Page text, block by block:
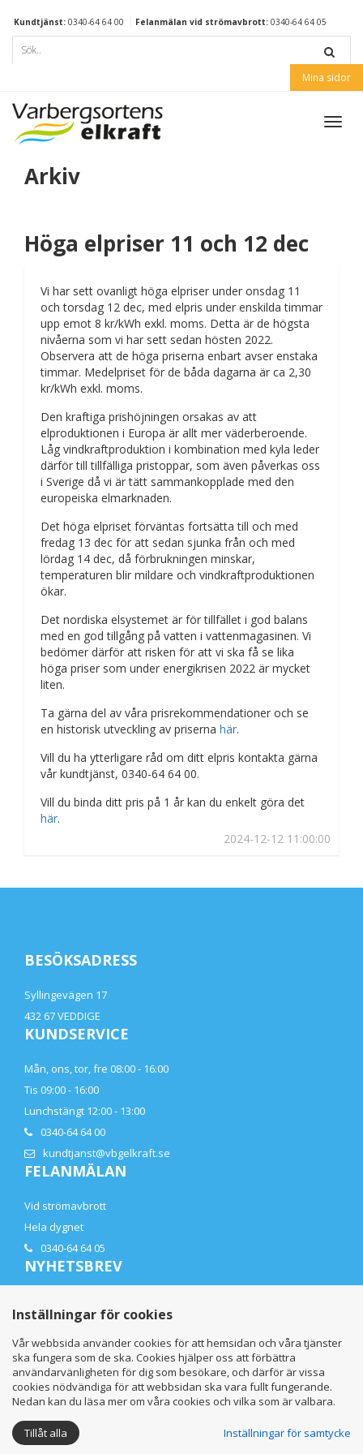
Kundtjänst: 0340-64 64 00 Felanmälan vid strömavbrott: 0340-64 64 05
Mina sidor
Arkiv
Höga elpriser 11 och 12 dec
2024-12-12 11:00:00
Vi har sett ovanligt höga elpriser under onsdag 11
och torsdag 12 dec, med elpris under enskilda timmar
upp emot 8 kr/kWh exkl. moms. Detta är de högsta
nivåerna som vi har sett sedan hösten 2022.
Observera att de höga priserna enbart avser enstaka
timmar. Medelpriset för de båda dagarna är ca 2,30
kr/kWh exkl. moms.
Den kraftiga prishöjningen orsakas av att
elproduktionen i Europa är allt mer väderberoende.
Låg vindkraftproduktion i kombination med kyla leder
därför till tillfälliga pristoppar, som även påverkas oss
i Sverige då vi är tätt sammankopplade med den
europeiska elmarknaden.
Det höga elpriset förväntas fortsätta till och med
fredag 13 dec för att sedan sjunka från och med
lördag 14 dec, då förbrukningen minskar,
temperaturen blir mildare och vindkraftproduktionen
ökar.
Det nordiska elsystemet är för tillfället i god balans
med en god tillgång på vatten i vattenmagasinen. Vi
bedömer därför att risken för att vi ska få se lika
höga priser som under energikrisen 2022 är mycket
liten.
Ta gärna del av våra prisrekommendationer och se
en historisk utveckling av priserna här.
Vill du ha ytterligare råd om ditt elpris kontakta gärna
vår kundtjänst, 0340-64 64 00.
Vill du binda ditt pris på 1 år kan du enkelt göra det
här.
BESÖKSADRESS
Syllingevägen 17
432 67 VEDDIGE
KUNDSERVICE
Mån, ons, tor, fre 08:00 - 16:00
Tis 09:00 - 16:00
Lunchstängt 12:00 - 13:00
0340-64 64 00
kundtjanst@vbgelkraft.se
FELANMÄLAN
Vid strömavbrott
Hela dygnet
0340-64 64 05
NYHETSBREV
Inställningar för cookies
Vår webbsida använder cookies för att hemsidan och våra tjänster
ska fungera som de ska. Cookies hjälper oss att förbättra
användarvänligheten för dig som besökare, och därför är vissa
cookies nödvändiga för att webbsidan ska vara fullt fungerande.
Nedan kan du läsa mer om våra cookies och vilka som är valbara.
Tillåt alla Inställningar för samtycke